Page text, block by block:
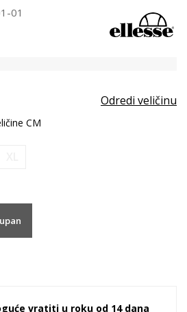
01
Odredi veličinu
CM
vratiti u roku od 14 dana